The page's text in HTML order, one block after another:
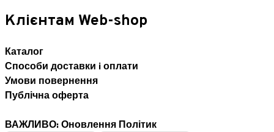
Клієнтам Web-shop
Каталог
Способи доставки i оплати
Умови повернення
Публічна оферта
ВАЖЛИВО: Оновлення Політик